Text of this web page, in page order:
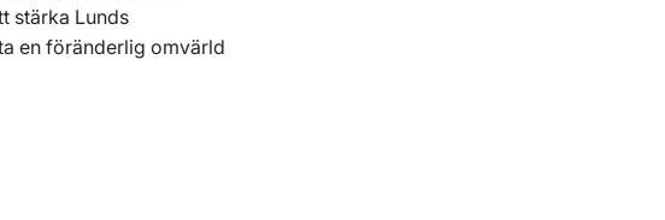
stärka Lunds
en föränderlig omvärld